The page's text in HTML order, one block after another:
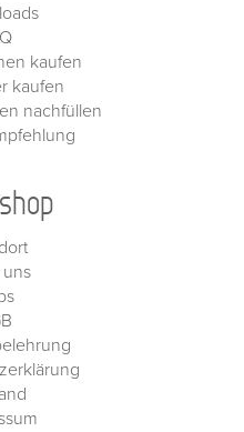
kaufen
kaufen
nachfüllen